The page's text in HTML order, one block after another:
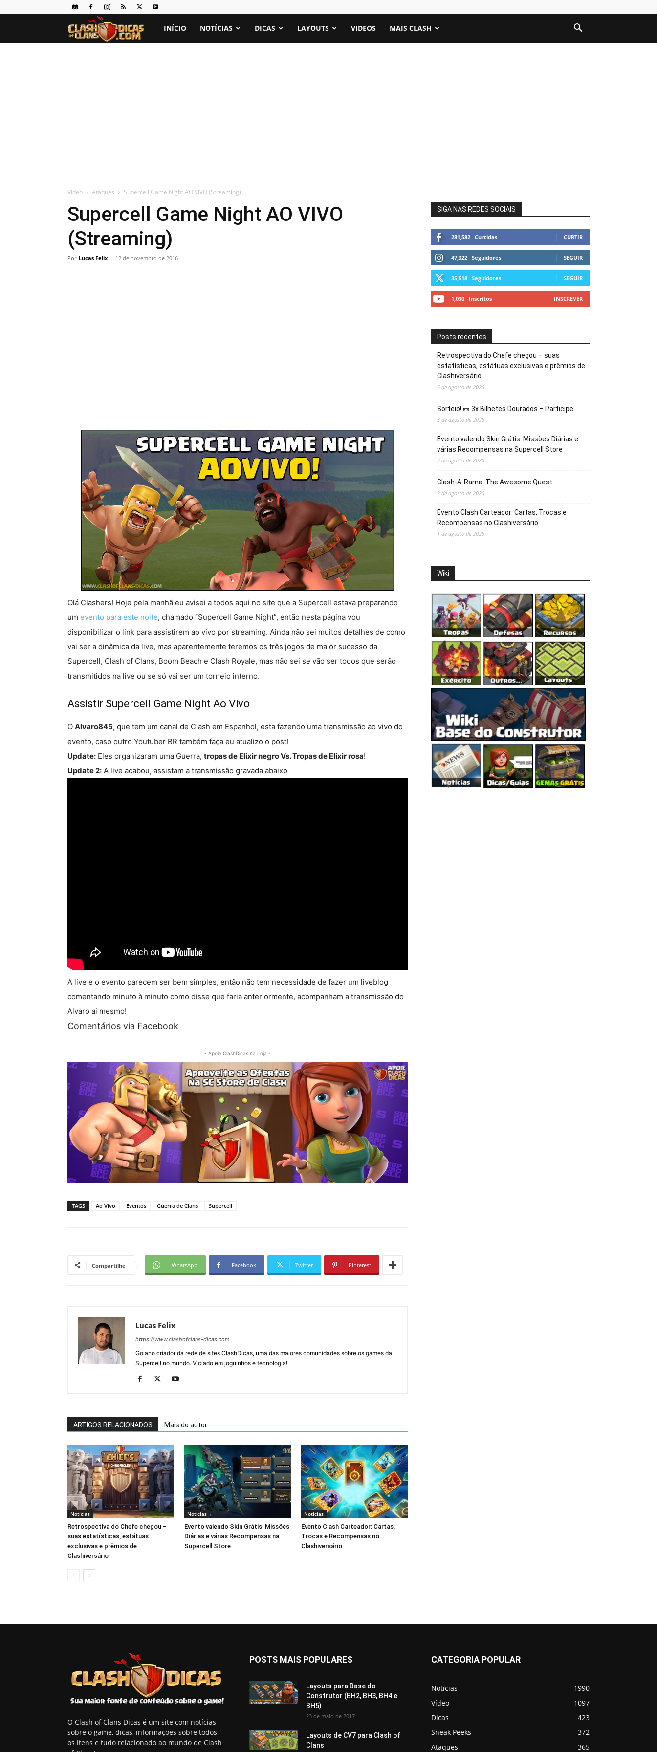
Clash
INÍCIO NOTÍCIAS DICAS LAYOUTS VIDEOS MAIS CLASH
Vídeo Ataques Supercell Game Night AO VIVO (Streaming)
Supercell Game Night AO VIVO
(Streaming)
Por Lucas Felix - 12 de novembro de 2016
Olá Clashers! Hoje pela manhã eu avisei a todos aqui no site que a Supercell estava preparando
um evento para este noite, chamado “Supercell Game Night”, então nesta página vou
disponibilizar o link para assistirem ao vivo por streaming. Ainda não sei muitos detalhes de como
vai ser a dinâmica da live, mas aparentemente teremos os três jogos de maior sucesso da
Supercell, Clash of Clans, Boom Beach e Clash Royale, mas não sei se vão ser todos que serão
transmitidos na live ou se só vai ser um torneio interno.
Assistir Supercell Game Night Ao Vivo
O Alvaro845, que tem um canal de Clash em Espanhol, esta fazendo uma transmissão ao vivo do
evento, caso outro Youtuber BR também faça eu atualizo o post!
Update: Eles organizaram uma Guerra, tropas de Elixir negro Vs. Tropas de Elixir rosa!
Update 2: A live acabou, assistam a transmissão gravada abaixo
A live e o evento parecem ser bem simples, então não tem necessidade de fazer um liveblog
comentando minuto à minuto como disse que faria anteriormente, acompanham a transmissão do
Alvaro ai mesmo!
Comentários via Facebook
- Apoie ClashDicas na Loja -
TAGS Ao Vivo Eventos Guerra de Clans Supercell
Compartilhe WhatsApp Facebook Twitter Pinterest
Lucas Felix
https://www.clashofclans-dicas.com
Goiano criador da rede de sites ClashDicas, uma das maiores comunidades sobre os games da
Supercell no mundo. Viciado em joguinhos e tecnologia!
ARTIGOS RELACIONADOS Mais do autor
Notícias
Retrospectiva do Chefe chegou –
suas estatísticas, estátuas
exclusivas e prêmios de
Clashiversário
Notícias
Evento valendo Skin Grátis: Missões
Diárias e várias Recompensas na
Supercell Store
Notícias
Evento Clash Carteador: Cartas,
Trocas e Recompensas no
Clashiversário
SIGA NAS REDES SOCIAIS
281,582 Curtidas CURTIR
47,322 Seguidores SEGUIR
35,518 Seguidores SEGUIR
1,030 Inscritos INSCREVER
Posts recentes
Retrospectiva do Chefe chegou – suas
estatísticas, estátuas exclusivas e prêmios de
Clashiversário
6 de agosto de 2026
Sorteio! 🎫 3x Bilhetes Dourados – Participe
3 de agosto de 2026
Evento valendo Skin Grátis: Missões Diárias e
várias Recompensas na Supercell Store
3 de agosto de 2026
Clash-A-Rama: The Awesome Quest
2 de agosto de 2026
Evento Clash Carteador: Cartas, Trocas e
Recompensas no Clashiversário
1 de agosto de 2026
Wiki
O Clash of Clans Dicas é um site com notícias
sobre o game, dicas, informações sobre todos
os itens e tudo relacionado ao mundo de Clash
POSTS MAIS POPULARES
Layouts para Base do
Construtor (BH2, BH3, BH4 e
BH5)
23 de maio de 2017
Layouts de CV7 para Clash of
Clans
CATEGORIA POPULAR
Notícias
1990
Vídeo
1097
Dicas
423
Sneak Peeks
372
Ataques
365